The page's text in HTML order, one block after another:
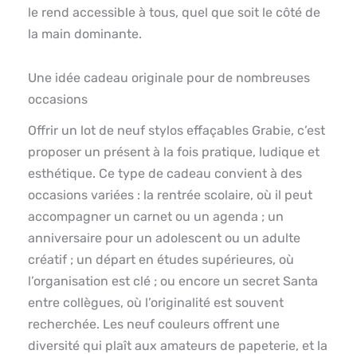
le rend accessible à tous, quel que soit le côté de
la main dominante.
Une idée cadeau originale pour de nombreuses
occasions
Offrir un lot de neuf stylos effaçables Grabie, c’est
proposer un présent à la fois pratique, ludique et
esthétique. Ce type de cadeau convient à des
occasions variées : la rentrée scolaire, où il peut
accompagner un carnet ou un agenda ; un
anniversaire pour un adolescent ou un adulte
créatif ; un départ en études supérieures, où
l’organisation est clé ; ou encore un secret Santa
entre collègues, où l’originalité est souvent
recherchée. Les neuf couleurs offrent une
diversité qui plaît aux amateurs de papeterie, et la